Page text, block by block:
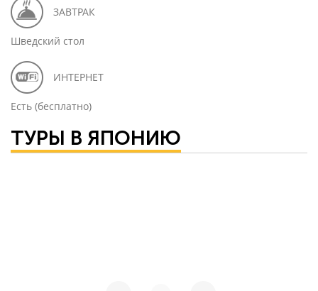
ЗАВТРАК
Шведский стол
ИНТЕРНЕТ
Есть (бесплатно)
ТУРЫ В ЯПОНИЮ